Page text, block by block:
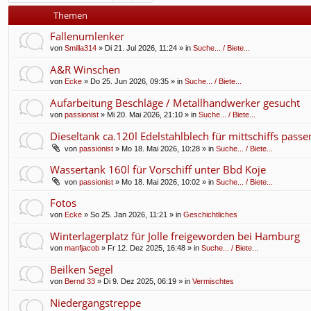
Themen
Fallenumlenker
von Smilla314 » Di 21. Jul 2026, 11:24 » in Suche... / Biete...
A&R Winschen
von Ecke » Do 25. Jun 2026, 09:35 » in Suche... / Biete...
Aufarbeitung Beschläge / Metallhandwerker gesucht
von passionist » Mi 20. Mai 2026, 21:10 » in Suche... / Biete...
Dieseltank ca.120l Edelstahlblech für mittschiffs
von passionist » Mo 18. Mai 2026, 10:28 » in Suche... / Biete...
Wassertank 160l für Vorschiff unter Bbd Koje
von passionist » Mo 18. Mai 2026, 10:02 » in Suche... / Biete...
Fotos
von Ecke » So 25. Jan 2026, 11:21 » in Geschichtliches
Winterlagerplatz für Jolle freigeworden bei Hamburg
von manfjacob » Fr 12. Dez 2025, 16:48 » in Suche... / Biete...
Beilken Segel
von Bernd 33 » Di 9. Dez 2025, 06:19 » in Vermischtes
Niedergangstreppe